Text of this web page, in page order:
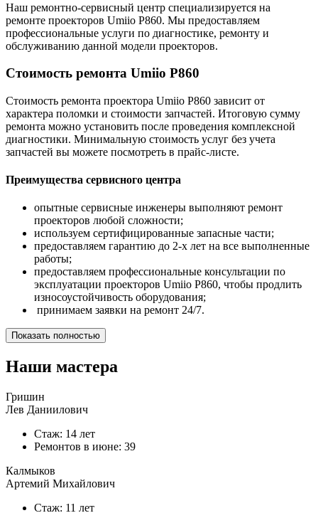
Наш ремонтно-сервисный центр специализируется на
ремонте проекторов Umiio P860. Мы предоставляем
профессиональные услуги по диагностике, ремонту и
обслуживанию данной модели проекторов.
Стоимость ремонта Umiio P860
Стоимость ремонта проектора Umiio P860 зависит от
характера поломки и стоимости запчастей. Итоговую сумму
ремонта можно установить после проведения комплексной
диагностики. Минимальную стоимость услуг без учета
запчастей вы можете посмотреть в прайс-листе.
Преимущества сервисного центра
опытные сервисные инженеры выполняют ремонт
проекторов любой сложности;
используем сертифицированные запасные части;
предоставляем гарантию до 2-х лет на все выполненные
работы;
предоставляем профессиональные консультации по
эксплуатации проекторов Umiio P860, чтобы продлить
износоустойчивость оборудования;
принимаем заявки на ремонт 24/7.
Показать полностью
Наши мастера
Гришин
Лев Даниилович
Стаж: 14 лет
Ремонтов в июне: 39
Калмыков
Артемий Михайлович
Стаж: 11 лет